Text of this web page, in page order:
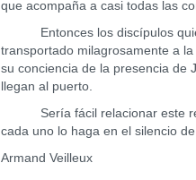
que acompaña a casi todas las
Entonces los discípulos
transportado milagrosamente a
su conciencia de la presencia de
llegan al puerto.
Sería fácil relacionar este
cada uno lo haga en el silencio
Armand Veilleux